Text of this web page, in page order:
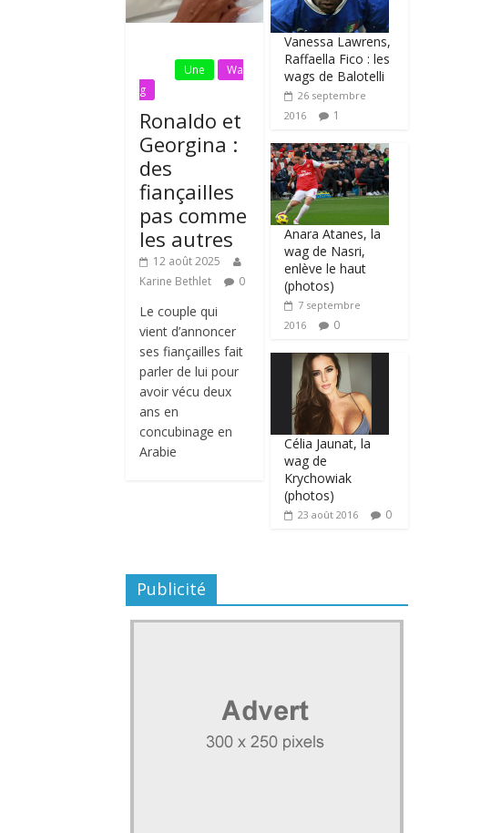
Une
Wa
g
Ronaldo et
Georgina :
des
fiançailles
pas comme
les autres
12 août 2025
Karine Bethlet
0
Le couple qui
vient d’annoncer
ses fiançailles fait
parler de lui pour
avoir vécu deux
ans en
concubinage en
Arabie
Vanessa Lawrens,
Raffaella Fico : les
wags de Balotelli
26 septembre
2016
1
Anara Atanes, la
wag de Nasri,
enlève le haut
(photos)
7 septembre
2016
0
Célia Jaunat, la
wag de
Krychowiak
(photos)
23 août 2016 0
Publicité